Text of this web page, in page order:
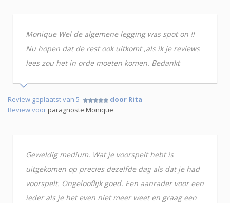
Monique Wel de algemene legging was spot on !!
Nu hopen dat de rest ook uitkomt ,als ik je reviews
lees zou het in orde moeten komen. Bedankt
Review geplaatst van 5
door Rita
Review voorparagnoste Monique
Geweldig medium. Wat je voorspelt hebt is
uitgekomen op precies dezelfde dag als dat je had
voorspelt. Ongelooflijk goed. Een aanrader voor een
ieder als je het even niet meer weet en graag een